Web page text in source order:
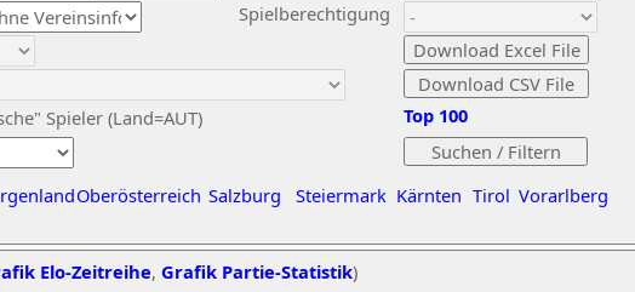
Spieler (Land=AUT)
Spielberechtigung
Oberösterreich Salzburg Steiermark Kärnten Tirol Vorarlberg
Top 100
Elo-Zeitreihe, Grafik Partie-Statistik)